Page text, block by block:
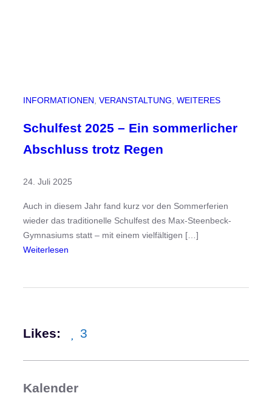
INFORMATIONEN VERANSTALTUNG WEITERES
Schulfest 2025 – Ein sommerlicher
Abschluss trotz Regen
24. Juli 2025
Auch in diesem Jahr fand kurz vor den Sommerferien
wieder das traditionelle Schulfest des Max-Steenbeck-
Gymnasiums statt – mit einem vielfältigen […]
Weiterlesen
Likes: 3
Kalender